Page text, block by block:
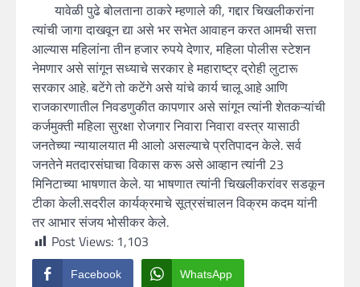
यावेळी पुढे बोलताना ठाकरे म्हणाले की, गद्दार चिखलीकरांना
त्यांची जागा दाखवून द्या असे भर सभेत आवाहन करत आमची सत्ता
आल्यास महिलांना तीन हजार रुपये देणार, महिला पोलीस स्टेशन
नेमणार असे सांगून सध्याचे सरकार हे महाराष्ट्र द्रोही लुटारू
सरकार आहे. बटेंगे तो कटेंगे असे यांचे कार्य चालू आहे आणि
राजकारणातील निवडणुकीत कापणार असे सांगून त्यांनी शेतकऱ्यांची
कर्जमुक्ती महिला सुरक्षा रोजगार निवारा निवारा वस्त्र यासाठी
जनतेच्या न्यायालयात मी आलो असल्याचे प्रतिपादन केले. सर्व
जनतेने मतदारसंघाचा विकास करू असे आव्हान त्यांनी 23
मिनिटाच्या भाषणात केले. या भाषणात त्यांनी चिखलीकरांवर सडकून
टीका केली.सदरील कार्यक्रमाचे सूत्रसंचालन विक्रम कदम यांनी
तर आभार संजय भोसीकर केले.
Post Views: 1,103
Facebook WhatsApp